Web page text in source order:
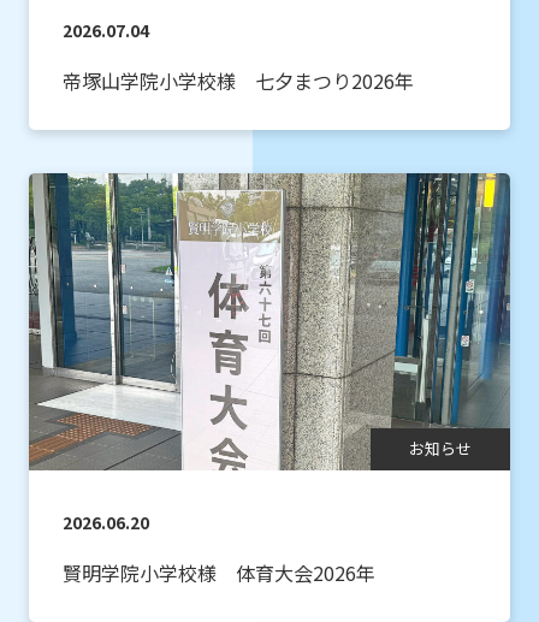
2026.07.04
帝塚山学院小学校様 七夕まつり2026年
お知らせ
2026.06.20
賢明学院小学校様 体育大会2026年